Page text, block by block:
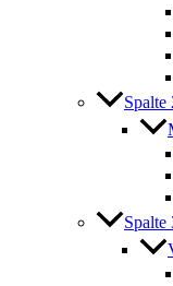
Spalte
Spalte